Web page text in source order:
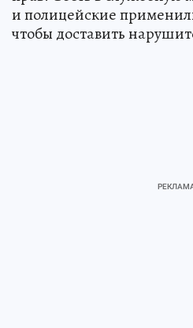
и полицейские
чтобы доставить